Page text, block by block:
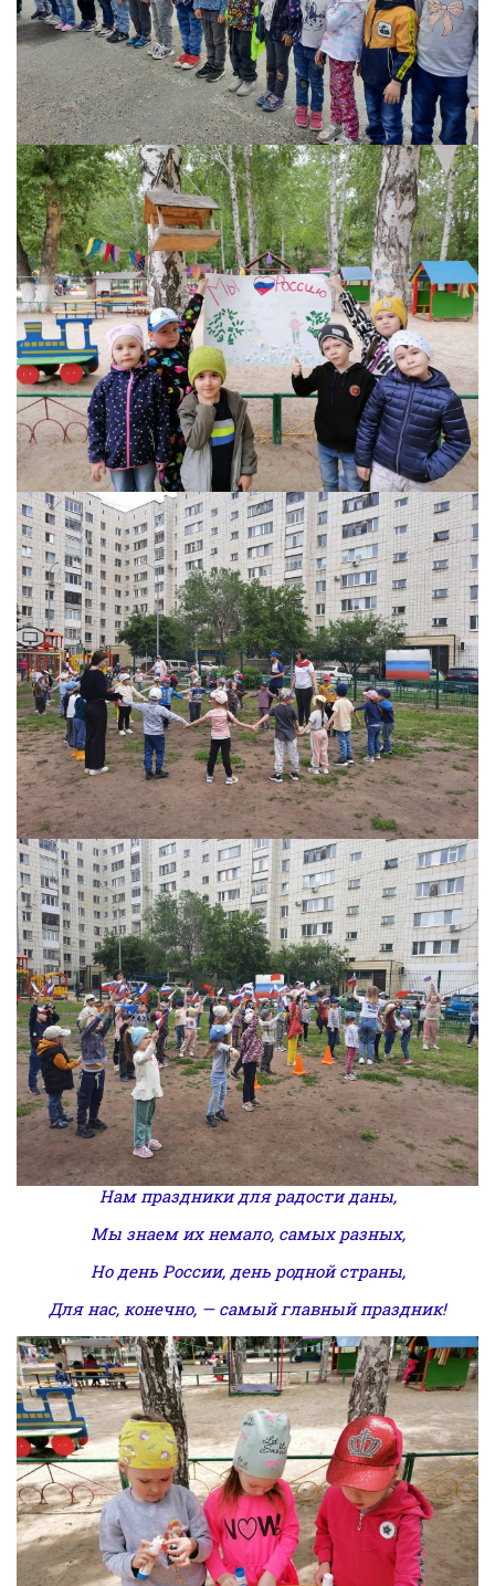
Нам праздники для радости даны,
Мы знаем их немало, самых разных,
Но день России, день родной страны,
Для нас, конечно, — самый главный праздник!